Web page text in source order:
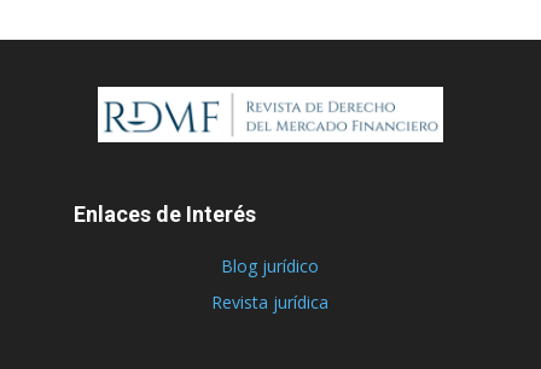
Enlaces de Interés
Blog jurídico
Revista jurídica